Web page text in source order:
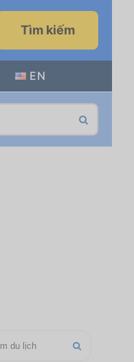
Tìm kiếm
EN